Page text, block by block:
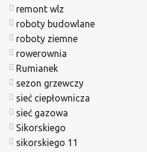
remont wlz
roboty budowlane
roboty ziemne
rowerownia
Rumianek
sezon grzewczy
sieć ciepłownicza
sieć gazowa
Sikorskiego
sikorskiego 11